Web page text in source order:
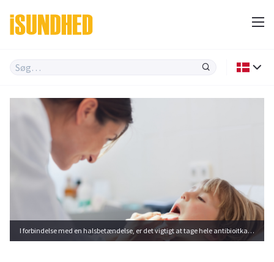
I forbindelse med en halsbetændelse, er det vigtigt at tage hele antibioitkakuren.